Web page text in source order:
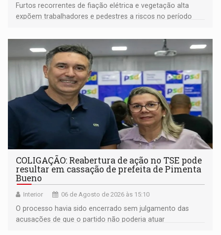
Furtos recorrentes de fiação elétrica e vegetação alta
expõem trabalhadores e pedestres a riscos no período
COLIGAÇÃO: Reabertura de ação no TSE pode
resultar em cassação de prefeita de Pimenta
Bueno
Interior 06 de Agosto de 2026 às 15:10
O processo havia sido encerrado sem julgamento das
acusações de que o partido não poderia atuar